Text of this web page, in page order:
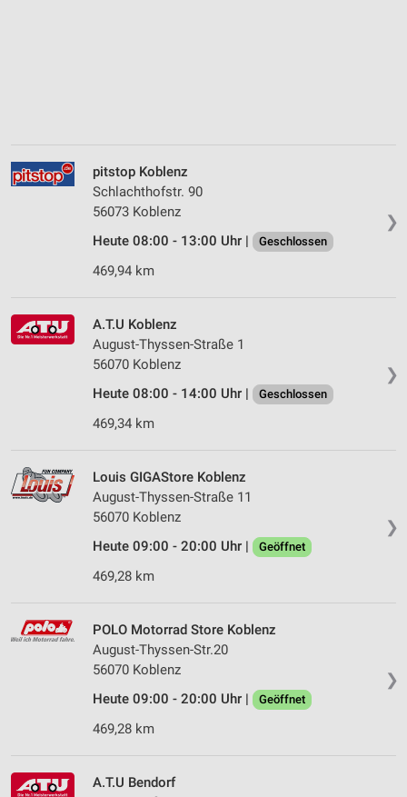
❯
pitstop Koblenz
Schlachthofstr. 90
56073 Koblenz
Heute 08:00 - 13:00 Uhr |
Geschlossen
469,94 km
❯
A.T.U Koblenz
August-Thyssen-Straße 1
56070 Koblenz
Heute 08:00 - 14:00 Uhr |
Geschlossen
469,34 km
❯
Louis GIGAStore Koblenz
August-Thyssen-Straße 11
56070 Koblenz
Heute 09:00 - 20:00 Uhr |
Geöffnet
469,28 km
❯
POLO Motorrad Store Koblenz
August-Thyssen-Str.20
56070 Koblenz
Heute 09:00 - 20:00 Uhr |
Geöffnet
469,28 km
A.T.U Bendorf